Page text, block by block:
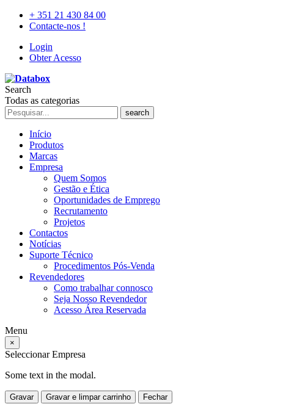
+ 351 21 430 84 00
Contacte-nos !
Login
Obter Acesso
Search
Todas as categorias
search
Início
Produtos
Marcas
Empresa
Quem Somos
Gestão e Ética
Oportunidades de Emprego
Recrutamento
Projetos
Contactos
Notícias
Suporte Técnico
Procedimentos Pós-Venda
Revendedores
Como trabalhar connosco
Seja Nosso Revendedor
Acesso Área Reservada
Menu
×
Seleccionar Empresa
Some text in the modal.
Gravar Gravar e limpar carrinho Fechar